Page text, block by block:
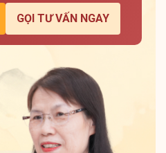
GỌI TƯ VẤN NGAY